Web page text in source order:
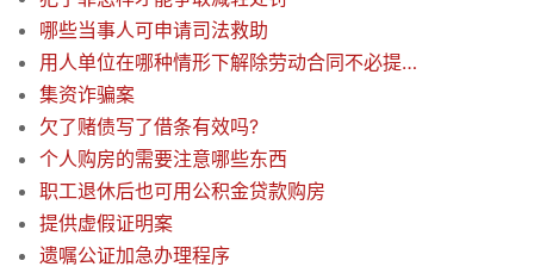
哪些当事人可申请司法救助
用人单位在哪种情形下解除劳动合同不必提前通知劳动者
集资诈骗案
欠了赌债写了借条有效吗?
个人购房的需要注意哪些东西
职工退休后也可用公积金贷款购房
提供虚假证明案
遗嘱公证加急办理程序